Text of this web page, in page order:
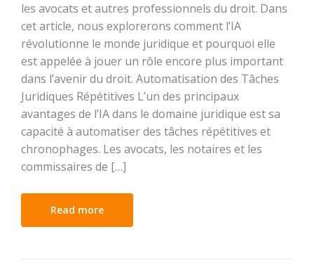
les avocats et autres professionnels du droit. Dans
cet article, nous explorerons comment l’IA
révolutionne le monde juridique et pourquoi elle
est appelée à jouer un rôle encore plus important
dans l’avenir du droit. Automatisation des Tâches
Juridiques Répétitives L’un des principaux
avantages de l’IA dans le domaine juridique est sa
capacité à automatiser des tâches répétitives et
chronophages. Les avocats, les notaires et les
commissaires de […]
Read more